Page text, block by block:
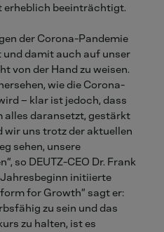
erheblich beeinträchtigt.
der Corona-Pandemie
damit auch auf unser
von der Hand zu weisen.
wie die Corona-
– klar ist jedoch, dass
alles daransetzt, gestärkt
wir uns trotz der aktuellen
sehen, unsere
so DEUTZ-CEO Dr. Frank
initiierte
for Growth“ sagt er:
zu sein und das
zu halten, ist es